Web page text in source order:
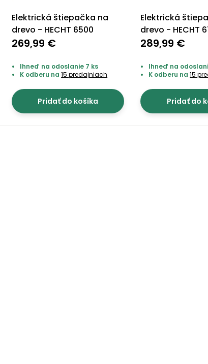
Elektrická štiepačka na
drevo - HECHT 6500
269,99 €
Ihneď na odoslanie 7 ks
K odberu na15 predajniach
Pridať do košíka
Elektrická
drevo - HECHT
289,99 €
Ihneď na
K odberu na15
Pridať do